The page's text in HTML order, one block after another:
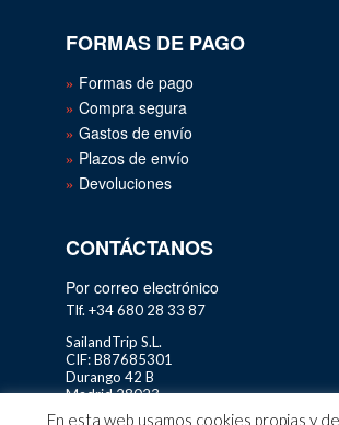
FORMAS DE PAGO
Formas de pago
Compra segura
Gastos de envío
Plazos de envío
Devoluciones
CONTÁCTANOS
Por correo electrónico
Tlf. +34 680 28 33 87
SailandTrip S.L.
CIF: B87685301
Durango 42 B
Madrid 28023
En esta web usamos cookies propias y